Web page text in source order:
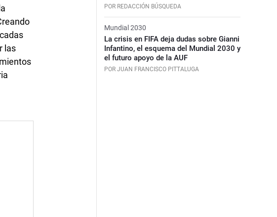
las
POR REDACCIÓN BÚSQUEDA
Mundial 2030
La crisis en FIFA deja dudas sobre Gianni
Infantino, el esquema del Mundial 2030 y
el futuro apoyo de la AUF
POR JUAN FRANCISCO PITTALUGA